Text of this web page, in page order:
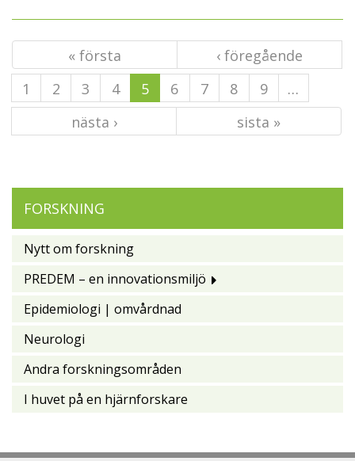
« första
‹ föregående
1
2 3 4 5 6 7 8 9
…
nästa ›
sista »
FORSKNING
Nytt om forskning
PREDEM – en innovationsmiljö
Epidemiologi | omvårdnad
Neurologi
Andra forskningsområden
I huvet på en hjärnforskare